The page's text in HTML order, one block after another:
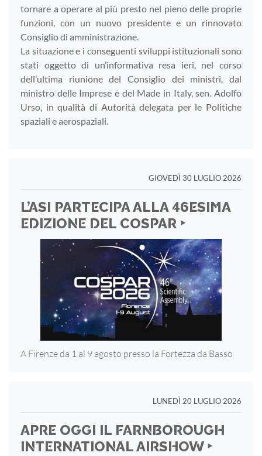
tornare a operare al più presto nel pieno delle proprie
funzioni, con un nuovo presidente e un rinnovato
Consiglio di amministrazione.
La situazione e i conseguenti sviluppi istituzionali sono
stati oggetto di un’informativa resa ieri, nel corso
dell’ultima riunione del Consiglio dei ministri, dal
ministro delle Imprese e del Made in Italy, sen. Adolfo
Urso, in qualità di Autorità delegata per le Politiche
spaziali e aerospaziali.
GIOVEDÌ 30 LUGLIO 2026
L’ASI PARTECIPA ALLA 46ESIMA
EDIZIONE DEL COSPAR ‣
A Firenze da 1 al 9 agosto presso la Fortezza da Basso
LUNEDÌ 20 LUGLIO 2026
APRE OGGI IL FARNBOROUGH
INTERNATIONAL AIRSHOW ‣